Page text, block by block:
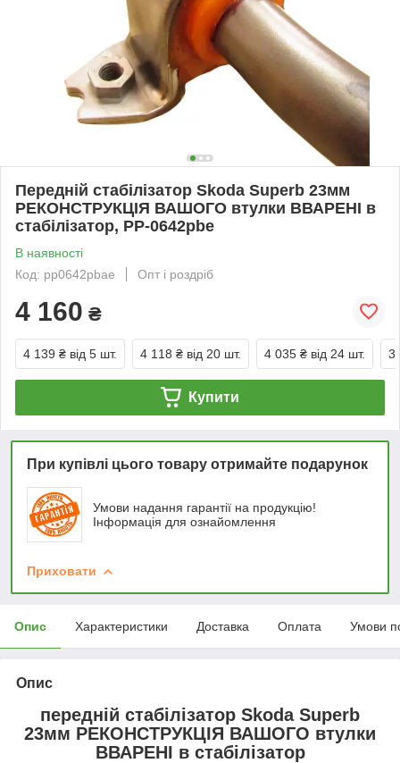
Передній стабілізатор Skoda Superb 23мм
РЕКОНСТРУКЦІЯ ВАШОГО втулки ВВАРЕНІ в
стабілізатор, PP-0642pbe
В наявності
Код: pp0642pbae
Опт і роздріб
4 160 ₴
4 139 ₴ від 5 шт. 4 118 ₴ від 20 шт. 4 035 ₴ від 24 шт. 3
Купити
При купівлі цього товару отримайте подарунок
Умови надання гарантії на продукцію!
Інформація для ознайомлення
Приховати
Опис Характеристики Доставка Оплата Умови
Опис
передній стабілізатор Skoda Superb
23мм РЕКОНСТРУКЦІЯ ВАШОГО втулки
ВВАРЕНІ в стабілізатор